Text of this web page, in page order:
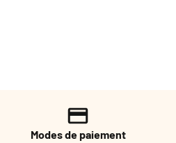
Modes de paiement